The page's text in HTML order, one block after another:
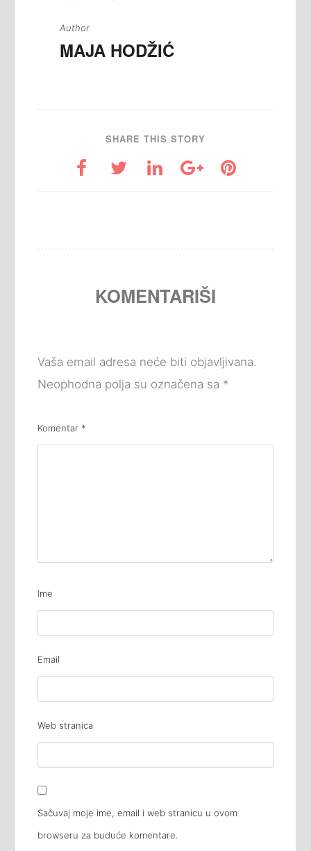
Author
MAJA HODŽIĆ
SHARE THIS STORY
KOMENTARIŠI
Vaša email adresa neće biti objavljivana.
Neophodna polja su označena sa *
Komentar *
Ime
Email
Web stranica
Sačuvaj moje ime, email i web stranicu u ovom
browseru za buduće komentare.